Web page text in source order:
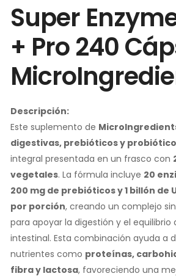
Super
+ Pro 240
Descripción:
Este suplemento de
digestivas, prebióticos y
integral presentada en un frasco con
vegetales. La fórmula incluye 20
200 mg de prebióticos y 1 billón de
por porción, creando un complejo
para apoyar la digestión y el
intestinal. Esta combinación ayuda a
nutrientes como proteínas,
fibra y lactosa, favoreciendo una